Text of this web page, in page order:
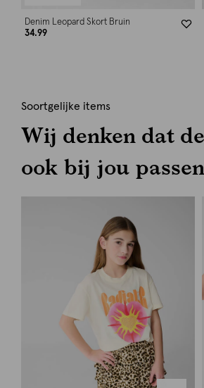
Denim Leopard Skort Bruin
34.99
Soortgelijke items
Wij denken dat
ook bij jou passen